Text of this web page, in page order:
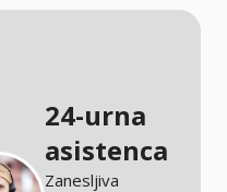
24-urna
asistenca
Zanesljiva